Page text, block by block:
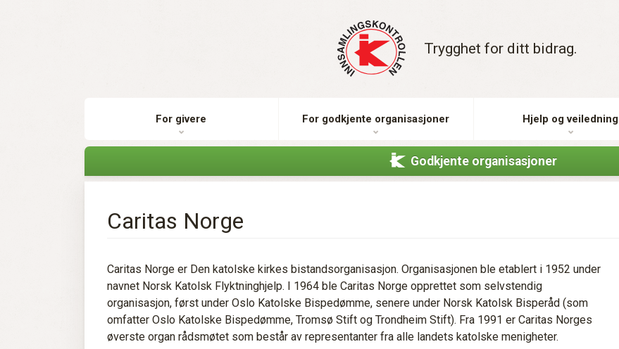
Trygghet for ditt bidrag.
For givere For godkjente organisasjoner Hjelp og veiledning
Godkjente organisasjoner
Caritas Norge
Caritas Norge er Den katolske kirkes bistandsorganisasjon. Organisasjonen ble etablert i 1952 under
navnet Norsk Katolsk Flyktninghjelp. I 1964 ble Caritas Norge opprettet som selvstendig
organisasjon, først under Oslo Katolske Bispedømme, senere under Norsk Katolsk Bisperåd (som
omfatter Oslo Katolske Bispedømme, Tromsø Stift og Trondheim Stift). Fra 1991 er Caritas Norges
øverste organ rådsmøtet som består av representanter fra alle landets katolske menigheter.